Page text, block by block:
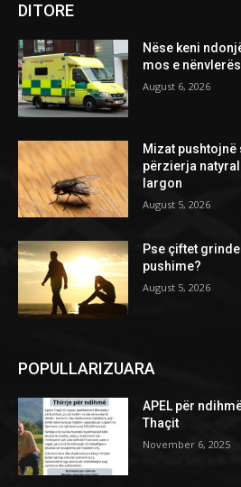
DITORE
Nëse keni
mos e
August 6, 2026
Mizat pushtojnë
përzierja
largon
August 5, 2026
Pse çiftet
pushime?
August 5, 2026
POPULLARIZUARA
APEL për
Thaçit
November 6, 2025